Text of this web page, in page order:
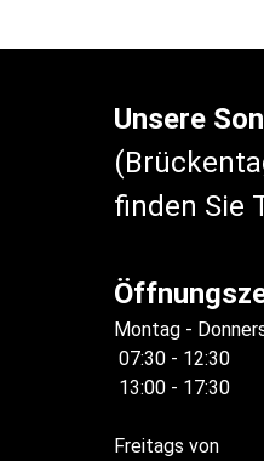
Unsere
finden Sie
Montag -
07:30 - 12:30
13:00 - 17:30
Freitags von